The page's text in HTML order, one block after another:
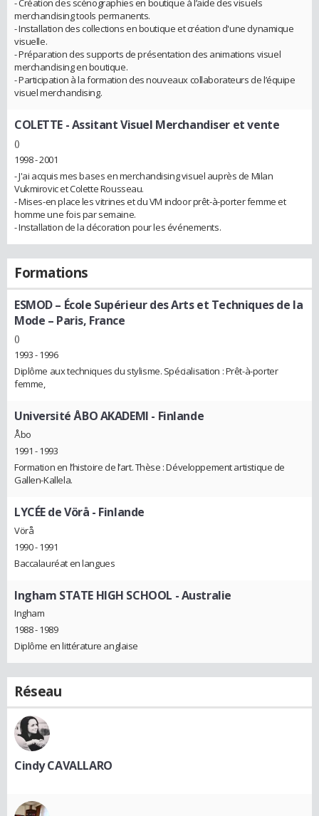
- Création des scénographies en boutique à l’aide des visuels
merchandising tools permanents.
- Installation des collections en boutique et création d'une dynamique
visuelle.
- Préparation des supports de présentation des animations visuel
merchandising en boutique.
- Participation à la formation des nouveaux collaborateurs de l’équipe
visuel merchandising.
COLETTE - Assitant Visuel Merchandiser et vente
()
1998 - 2001
- J'ai acquis mes bases en merchandising visuel auprès de Milan
Vukmirovic et Colette Rousseau.
- Mises-en place les vitrines et du VM indoor prêt-à-porter femme et
homme une fois par semaine.
- Installation de la décoration pour les événements.
Formations
ESMOD – École Supérieur des Arts et Techniques de la
Mode – Paris, France
()
1993 - 1996
Diplôme aux techniques du stylisme. Spécialisation : Prêt-à-porter
femme,
Université ÅBO AKADEMI - Finlande
Åbo
1991 - 1993
Formation en l’histoire de l’art. Thèse : Développement artistique de
Gallen-Kallela.
LYCÉE de Vörå - Finlande
Vörå
1990 - 1991
Baccalauréat en langues
Ingham STATE HIGH SCHOOL - Australie
Ingham
1988 - 1989
Diplôme en littérature anglaise
Réseau
Cindy CAVALLARO